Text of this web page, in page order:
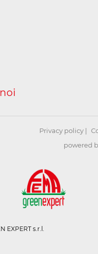
Privacy policy
powered
EXPERT s.r.l.